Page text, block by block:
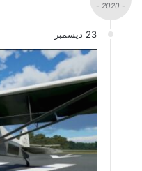
- 2020 -
23 ديسمبر